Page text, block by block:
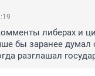
либерах и
бы заранее думал
разглашал